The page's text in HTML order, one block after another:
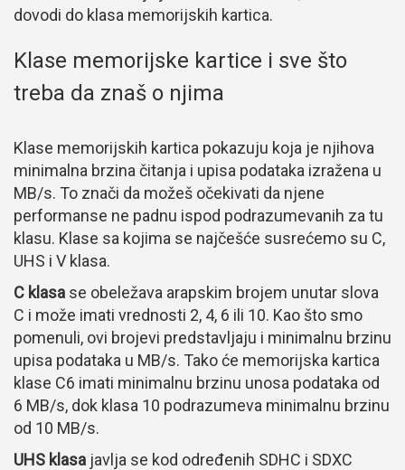
dovodi do klasa memorijskih kartica.
Klase memorijske kartice i sve što
treba da znaš o njima
Klase memorijskih kartica pokazuju koja je njihova
minimalna brzina čitanja i upisa podataka izražena u
MB/s. To znači da možeš očekivati da njene
performanse ne padnu ispod podrazumevanih za tu
klasu. Klase sa kojima se najčešće susrećemo su C,
UHS i V klasa.
C klasa se obeležava arapskim brojem unutar slova
C i može imati vrednosti 2, 4, 6 ili 10. Kao što smo
pomenuli, ovi brojevi predstavljaju i minimalnu brzinu
upisa podataka u MB/s. Tako će memorijska kartica
klase C6 imati minimalnu brzinu unosa podataka od
6 MB/s, dok klasa 10 podrazumeva minimalnu brzinu
od 10 MB/s.
UHS klasa javlja se kod određenih SDHC i SDXC